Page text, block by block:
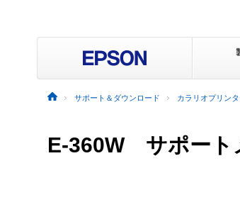
サポート＆ダウンロード カラリオプリンタ
E-360W サポート